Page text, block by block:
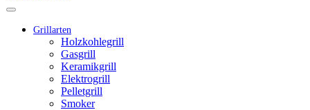
Grillarten
Holzkohlegrill
Gasgrill
Keramikgrill
Elektrogrill
Pelletgrill
Smoker